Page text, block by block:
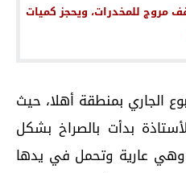
مروج للمخدرات، ويحجز كميات
الجاري بمنطقة أهلا، حيث
بدأت بالصراخ بشكل
عارية وتحمل في يدها